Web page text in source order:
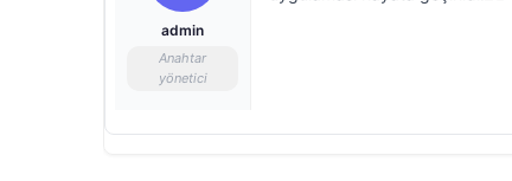
admin
Anahtar
yönetici